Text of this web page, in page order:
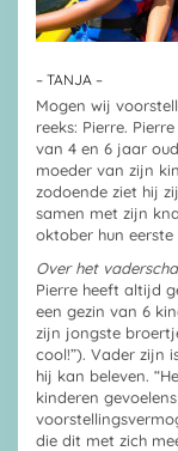
– TANJA –
Mogen wij
reeks: Pierre.
van 4 en 6 jaar
moeder van zijn
zodoende ziet hij
samen met zijn
oktober hun eerste
Over het
Pierre heeft altijd
een gezin van 6
zijn jongste
cool!”). Vader zijn
hij kan beleven.
kinderen
die dit met zich